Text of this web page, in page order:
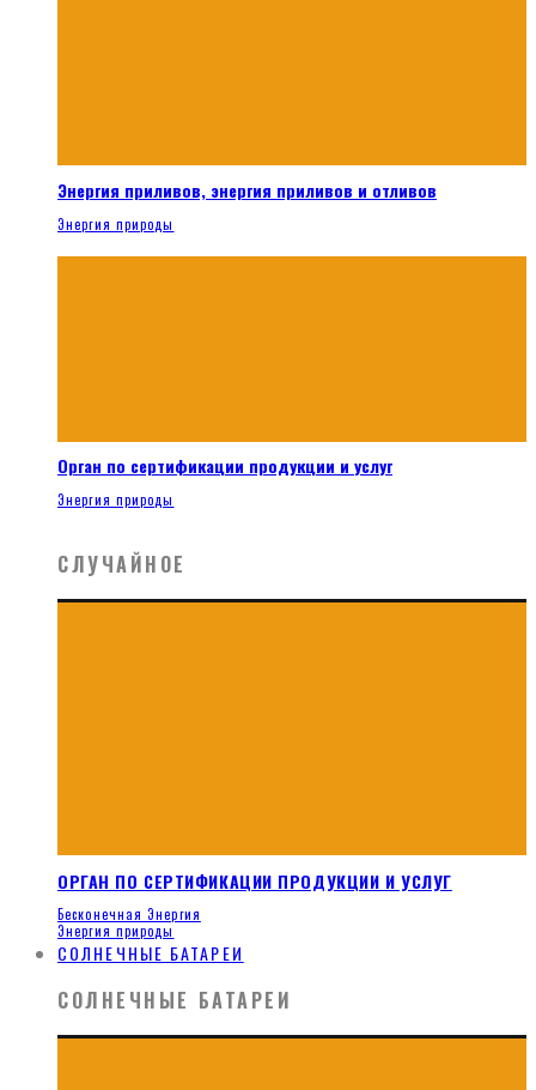
Энергия приливов, энергия приливов и отливов
Энергия природы
Орган по сертификации продукции и услуг
Энергия природы
СЛУЧАЙНОЕ
ОРГАН ПО СЕРТИФИКАЦИИ ПРОДУКЦИИ И УСЛУГ
Бесконечная Энергия
Энергия природы
СОЛНЕЧНЫЕ БАТАРЕИ
СОЛНЕЧНЫЕ БАТАРЕИ